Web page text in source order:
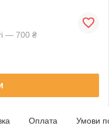
— 700 ₴
Оплата Умови